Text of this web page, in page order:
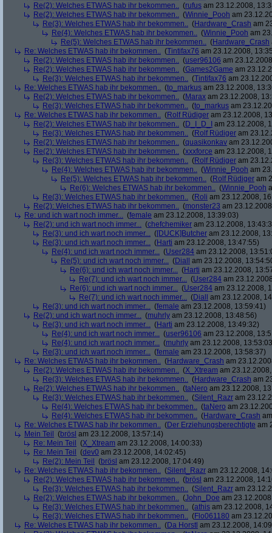
Re(2): Welches ETWAS hab ihr bekommen.. (rufus am 23.12.2008,
Re(2): Welches ETWAS hab ihr bekommen.. (Winnie_Pooh am
Re(3): Welches ETWAS hab ihr bekommen.. (Hardware_Crash am
Re(4): Welches ETWAS hab ihr bekommen.. (Winnie_Pooh am
Re(5): Welches ETWAS hab ihr bekommen.. (Hardware_Crash
Re: Welches ETWAS hab ihr bekommen.. (Tintifax76 am 23.12.2008,
Re(2): Welches ETWAS hab ihr bekommen.. (user96106 am
Re(2): Welches ETWAS hab ihr bekommen.. (Games2Game am
Re(3): Welches ETWAS hab ihr bekommen.. (Tintifax76 am
Re: Welches ETWAS hab ihr bekommen.. (to_markus am 23.12.2008,
Re(2): Welches ETWAS hab ihr bekommen.. (Marax am 23.12.2008,
Re(3): Welches ETWAS hab ihr bekommen.. (to_markus am
Re: Welches ETWAS hab ihr bekommen.. (Rolf Rüdiger am 23.12.2008,
Re(2): Welches ETWAS hab ihr bekommen.. (D_I_D_I
am 23.12.2008,
Re(3): Welches ETWAS hab ihr bekommen.. (Rolf Rüdiger am
Re(2): Welches ETWAS hab ihr bekommen.. (quasikonkav am
Re(2): Welches ETWAS hab ihr bekommen.. (xxxforce am 23.12.2008,
Re(3): Welches ETWAS hab ihr bekommen.. (Rolf Rüdiger am
Re(4): Welches ETWAS hab ihr bekommen.. (Winnie_Pooh am
Re(5): Welches ETWAS hab ihr bekommen.. (Rolf Rüdiger am
Re(6): Welches ETWAS hab ihr bekommen.. (Winnie_Pooh
Re(3): Welches ETWAS hab ihr bekommen.. (Roli am 23.12.2008,
Re(2): Welches ETWAS hab ihr bekommen.. (monster23 am
Re: und ich wart noch immer... (female am 23.12.2008, 13:39:03)
Re(2): und ich wart noch immer... (chefchemiker am 23.12.2008,
Re(3): und ich wart noch immer... ([DUCK]Butcher am 23.12.2008,
Re(3): und ich wart noch immer... (Harti am 23.12.2008, 13:47:55)
Re(4): und ich wart noch immer... (User284 am 23.12.2008,
Re(5): und ich wart noch immer... (Diall
am 23.12.2008,
Re(6): und ich wart noch immer... (Harti am 23.12.2008,
Re(7): und ich wart noch immer... (User284 am
Re(6): und ich wart noch immer... (User284 am 23.12.2008,
Re(7): und ich wart noch immer... (Diall
am 23.12.2008,
Re(3): und ich wart noch immer... (female am 23.12.2008, 13:59:41)
Re(2): und ich wart noch immer... (muhrly am 23.12.2008, 13:48:56)
Re(3): und ich wart noch immer... (Harti am 23.12.2008, 13:49:32)
Re(4): und ich wart noch immer... (user96106 am 23.12.2008,
Re(4): und ich wart noch immer... (muhrly am 23.12.2008,
Re(3): und ich wart noch immer... (female am 23.12.2008, 13:58:37)
Re: Welches ETWAS hab ihr bekommen.. (Hardware_Crash am
Re(2): Welches ETWAS hab ihr bekommen.. (X_Xtream am
Re(3): Welches ETWAS hab ihr bekommen.. (Hardware_Crash am
Re(2): Welches ETWAS hab ihr bekommen.. (taNero am 23.12.2008,
Re(3): Welches ETWAS hab ihr bekommen.. (Silent_Razr am
Re(4): Welches ETWAS hab ihr bekommen.. (taNero am
Re(4): Welches ETWAS hab ihr bekommen.. (Hardware_Crash
Re: Welches ETWAS hab ihr bekommen.. (Der Erziehungsberechtigte am
Mein Teil
(brösl am 23.12.2008, 13:57:14)
Re: Mein Teil
(X_Xtream am 23.12.2008, 14:00:33)
Re: Mein Teil
(dev0 am 23.12.2008, 14:02:45)
Re(2): Mein Teil
(brösl am 23.12.2008, 17:04:49)
Re: Welches ETWAS hab ihr bekommen.. (Silent_Razr am 23.12.2008,
Re(2): Welches ETWAS hab ihr bekommen.. (brösl am 23.12.2008,
Re(3): Welches ETWAS hab ihr bekommen.. (Silent_Razr am
Re(2): Welches ETWAS hab ihr bekommen.. (John_Doe am
Re(3): Welches ETWAS hab ihr bekommen.. (athis am 23.12.2008,
Re(3): Welches ETWAS hab ihr bekommen.. (Flo061180 am
Re: Welches ETWAS hab ihr bekommen.. (Da Horstl am 23.12.2008,